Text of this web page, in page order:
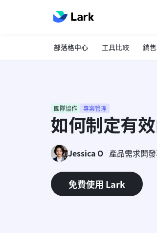
部落格中心 工具比較 銷
團隊協作 專案管理
如何制定有
Jessica O 產品需求開
免費使用 Lark